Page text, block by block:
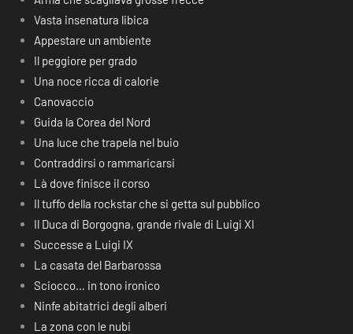
Vasta insenatura libica
Appestare un ambiente
Il peggiore per grado
Una noce ricca di calorie
Canovaccio
Guida la Corea del Nord
Una luce che trapela nel buio
Contraddirsi o rammaricarsi
Là dove finisce il corso
Il tuffo della rockstar che si getta sul pubblico
Il Duca di Borgogna, grande rivale di Luigi XI
Successe a Luigi IX
La casata del Barbarossa
Sciocco… in tono ironico
Ninfe abitatrici degli alberi
La zona con le nubi